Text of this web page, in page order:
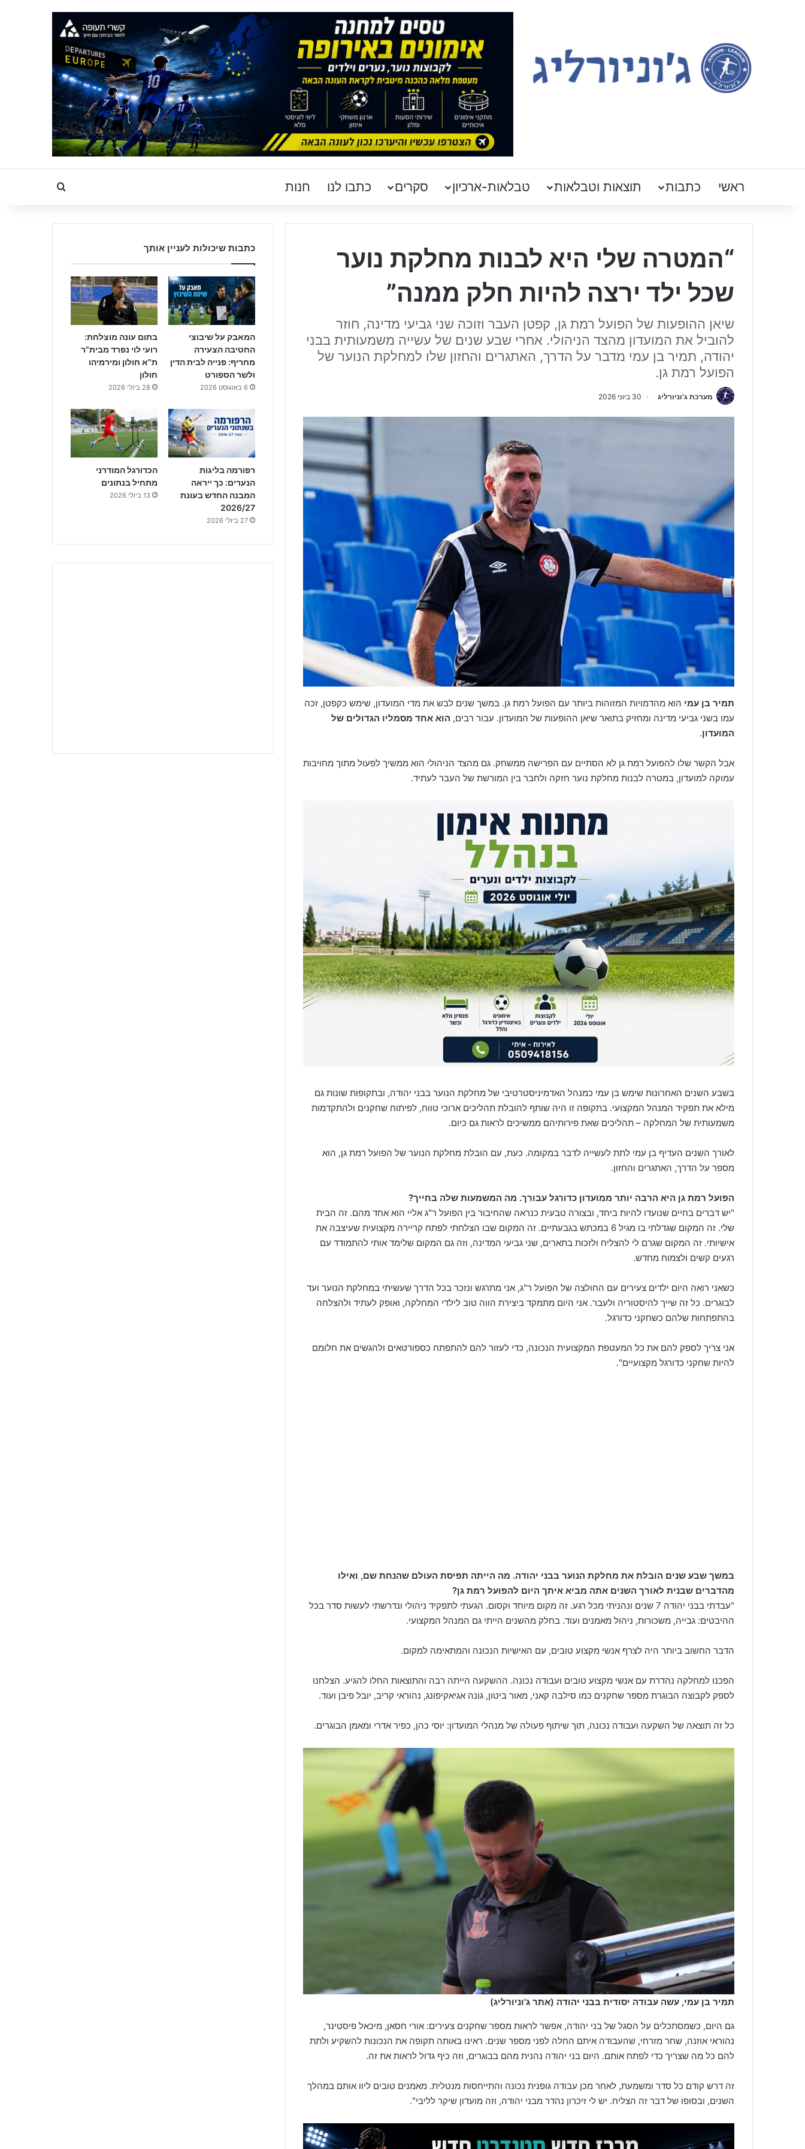
ראשי כתבות תוצאות וטבלאות טבלאות-ארכיון סקרים כתבו לנו חנות Search for
“המטרה שלי היא לבנות מחלקת נוער
שכל ילד ירצה להיות חלק ממנה”
שיאן ההופעות של הפועל רמת גן, קפטן העבר וזוכה שני גביעי מדינה, חוזר
להוביל את המועדון מהצד הניהולי. אחרי שבע שנים של עשייה משמעותית בבני
יהודה, תמיר בן עמי מדבר על הדרך, האתגרים והחזון שלו למחלקת הנוער של
הפועל רמת גן.
מערכת ג'וניורליג 30 ביוני 2026
תמיר בן עמי הוא מהדמויות המזוהות ביותר עם הפועל רמת גן. במשך שנים לבש את מדי המועדון, שימש כקפטן, זכה
עמו בשני גביעי מדינה ומחזיק בתואר שיאן ההופעות של המועדון. עבור רבים, הוא אחד מסמליו הגדולים של
המועדון.
אבל הקשר שלו להפועל רמת גן לא הסתיים עם הפרישה ממשחק. גם מהצד הניהולי הוא ממשיך לפעול מתוך מחויבות
עמוקה למועדון, במטרה לבנות מחלקת נוער חזקה ולחבר בין המורשת של העבר לעתיד.
בשבע השנים האחרונות שימש בן עמי כמנהל האדמיניסטרטיבי של מחלקת הנוער בבני יהודה, ובתקופות שונות גם
מילא את תפקיד המנהל המקצועי. בתקופה זו היה שותף להובלת תהליכים ארוכי טווח, לפיתוח שחקנים ולהתקדמות
משמעותית של המחלקה – תהליכים שאת פירותיהם ממשיכים לראות גם כיום.
לאורך השנים העדיף בן עמי לתת לעשייה לדבר במקומה. כעת, עם הובלת מחלקת הנוער של הפועל רמת גן, הוא
מספר על הדרך, האתגרים והחזון.
הפועל רמת גן היא הרבה יותר ממועדון כדורגל עבורך. מה המשמעות שלה בחייך?
"יש דברים בחיים שנועדו להיות ביחד, ובצורה טבעית כנראה שהחיבור בין הפועל ר"ג אליי הוא אחד מהם. זה הבית
שלי. זה המקום שגדלתי בו מגיל 6 במכתש בגבעתיים. זה המקום שבו הצלחתי לפתח קריירה מקצועית שעיצבה את
אישיותי. זה המקום שגרם לי להצליח ולזכות בתארים, שני גביעי המדינה, וזה גם המקום שלימד אותי להתמודד עם
רגעים קשים ולצמוח מחדש.
כשאני רואה היום ילדים צעירים עם החולצה של הפועל ר"ג, אני מתרגש ונזכר בכל הדרך שעשיתי במחלקת הנוער ועד
לבוגרים. כל זה שייך להיסטוריה ולעבר. אני היום מתמקד ביצירת הווה טוב לילדי המחלקה, ואופק לעתיד ולהצלחה
בהתפתחות שלהם כשחקני כדורגל.
אני צריך לספק להם את כל המעטפת המקצועית הנכונה, כדי לעזור להם להתפתח כספורטאים ולהגשים את חלומם
להיות שחקני כדורגל מקצועיים".
במשך שבע שנים הובלת את מחלקת הנוער בבני יהודה. מה הייתה תפיסת העולם שהנחת שם, ואילו
מהדברים שבנית לאורך השנים אתה מביא איתך היום להפועל רמת גן?
"עבדתי בבני יהודה 7 שנים ונהניתי מכל רגע. זה מקום מיוחד וקסום. הגעתי לתפקיד ניהולי ונדרשתי לעשות סדר בכל
ההיבטים: גבייה, משכורות, ניהול מאמנים ועוד. בחלק מהשנים הייתי גם המנהל המקצועי.
הדבר החשוב ביותר היה לצרף אנשי מקצוע טובים, עם האישיות הנכונה והמתאימה למקום.
הפכנו למחלקה נהדרת עם אנשי מקצוע טובים ועבודה נכונה. ההשקעה הייתה רבה והתוצאות החלו להגיע. הצלחנו
לספק לקבוצה הבוגרת מספר שחקנים כמו סילבה קאני, מאור ביטון, גונה אגיאקיפונג, נהוראי קריב, יובל פיבן ועוד.
כל זה תוצאה של השקעה ועבודה נכונה, תוך שיתוף פעולה של מנהלי המועדון: יוסי כהן, כפיר אדרי ומאמן הבוגרים.
תמיר בן עמי, עשה עבודה יסודית בבני יהודה (אתר ג'וניורליג)
גם היום, כשמסתכלים על הסגל של בני יהודה, אפשר לראות מספר שחקנים צעירים: אורי חסאן, מיכאל פיסטינר,
נהוראי אוזנה, שחר מזרחי, שהעבודה איתם החלה לפני מספר שנים. ראינו באותה תקופה את הנכונות להשקיע ולתת
להם כל מה שצריך כדי לפתח אותם. היום בני יהודה נהנית מהם בבוגרים, וזה כיף גדול לראות את זה.
זה דרש קודם כל סדר ומשמעת, לאחר מכן עבודה גופנית נכונה והתייחסות מנטלית. מאמנים טובים ליוו אותם במהלך
השנים, ובסופו של דבר זה הצליח. יש לי זיכרון נהדר מבני יהודה, וזה מועדון שיקר לליבי".
כתבות שיכולות לעניין אותך
המאבק על שיבוצי
החטיבה הצעירה
מחריף: פנייה לבית הדין
ולשר הספורט
6 באוגוסט 2026
בתום עונה מוצלחת:
רועי לוי נפרד מבית"ר
ת"א חולון ומירמיהו
חולון
28 ביולי 2026
רפורמה בליגות
הנערים: כך ייראה
המבנה החדש בעונת
2026/27
27 ביולי 2026
הכדורגל המודרני
מתחיל בנתונים
13 ביולי 2026